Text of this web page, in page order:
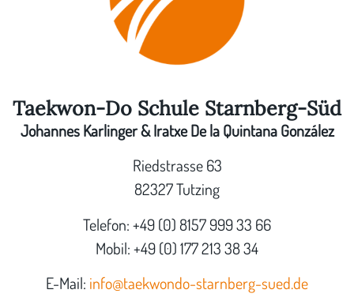
Taekwon-Do Schule Starnberg-Süd
Johannes Karlinger & Iratxe De la Quintana González
Riedstrasse 63
82327 Tutzing
Telefon: +49 (0) 8157 999 33 66
Mobil: +49 (0) 177 213 38 34
E-Mail: info@taekwondo-starnberg-sued.de